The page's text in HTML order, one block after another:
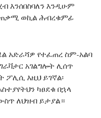
እንሰበስባለን እንዲሁም
ወኪል ሕብረቁምፊ
አድራሻዎ የተፈጠረ ስም-አልባ
አገልግሎት ሊሰጥ
ፖሊሲ እዚህ ይገኛል፡
ካፀደቁ በኋላ
ለህዝብ ይታያል።